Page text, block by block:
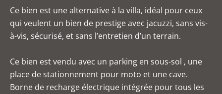
Ce bien est une alternative à la villa, idéal pour ceux
qui veulent un bien de prestige avec jacuzzi, sans vis-
à-vis, sécurisé, et sans l’entretien d’un terrain.
Ce bien est vendu avec un parking en sous-sol , une
place de stationnement pour moto et une cave.
Borne de recharge électrique intégrée pour tous les